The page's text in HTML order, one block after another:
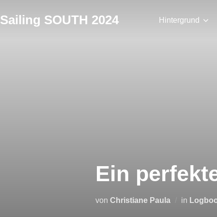
Inhalt
Sailing SOUTH 2024 Hintergrund
Ein
von Christiane Paula in